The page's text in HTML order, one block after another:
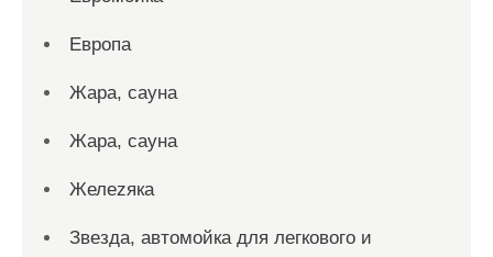
Европа
Жара, сауна
Жара, сауна
Желеzяка
Звезда, автомойка для легкового и